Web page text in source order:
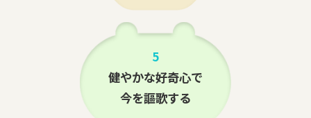
5
健やかな好奇心で
今を謳歌する